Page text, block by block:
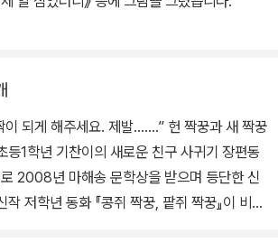
해주세요. 제발…….” 헌 짝꿍과 새 짝꿍
학년 기찬이의 새로운 친구 사귀기 장편동
로 2008년 마해송 문학상을 받으며 등단한 신
저학년 동화 『콩쥐 짝꿍, 팥쥐 짝꿍』이 비룡